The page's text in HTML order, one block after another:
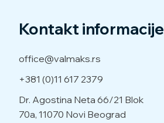
Kontakt informacije
office@valmaks.rs
+381 (0)11 617 2379
Dr. Agostina Neta 66/21 Blok
70a, 11070 Novi Beograd